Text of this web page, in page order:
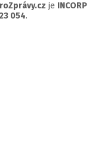
je INCORP
054.